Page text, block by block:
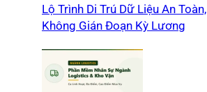
Lộ Trình Di Trú Dữ Liệu An Toàn,
Không Gián Đoạn Kỳ Lương